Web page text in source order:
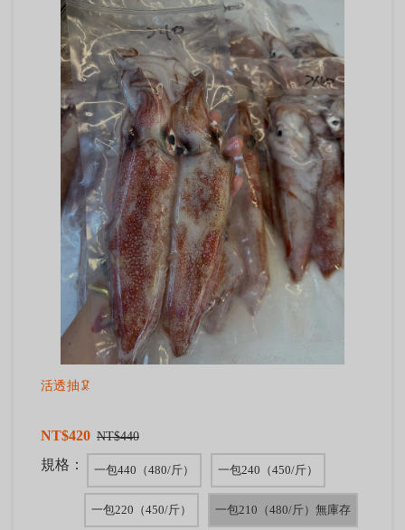
活透抽🦑
NT$420 NT$440
規格： 一包440（480/斤） 一包240（450/斤）
一包220（450/斤） 一包210（480/斤）無庫存